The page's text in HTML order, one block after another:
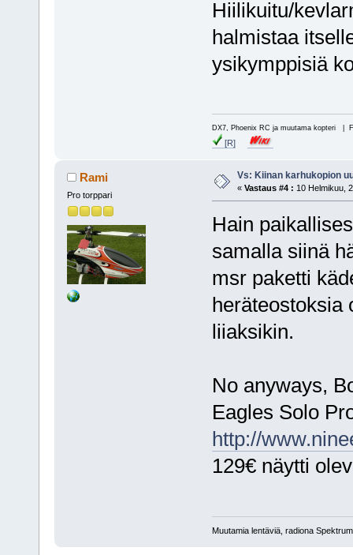
Hiilikuitu/
halmistaa
ysikymppisiä
DX7, Phoenix RC ja muutama kopteri |
[R]
Rami
Pro torppari
Vs: Kiinan karhukopion
« Vastaus #4 : 10 Helmikuu,
Hain
samalla siinä
msr paketti
heräteostoksia
liiaksikin.
No anyways,
Eagles Solo
http://
129€ näytti
Muutamia lentäviä, radiona